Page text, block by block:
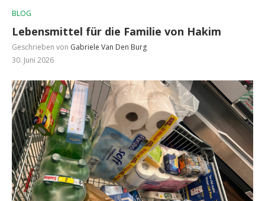
BLOG
Lebensmittel für die Familie von Hakim
Geschrieben von Gabriele Van Den Burg
30. Juni 2026